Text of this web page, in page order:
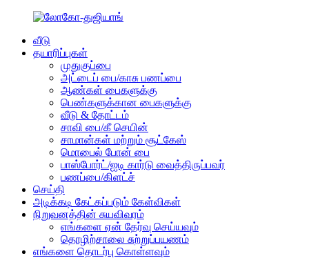
வீடு
தயாரிப்புகள்
முதுகுப்பை
அட்டைப் பை/காசு பணப்பை
ஆண்கள் பைகளுக்கு
பெண்களுக்கான பைகளுக்கு
வீடு & தோட்டம்
சாவி பை/கீ செயின்
சாமான்கள் மற்றும் சூட்கேஸ்
மொபைல் போன் பை
பாஸ்போர்ட்/ஐடி கார்டு வைத்திருப்பவர்
பணப்பை/கிளட்ச்
செய்தி
அடிக்கடி கேட்கப்படும் கேள்விகள்
நிறுவனத்தின் சுயவிவரம்
எங்களை ஏன் தேர்வு செய்யவும்
தொழிற்சாலை சுற்றுப்பயணம்
எங்களை தொடர்பு கொள்ளவும்